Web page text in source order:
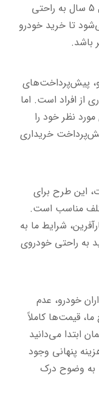
مبلغ خودروی دلخواهتان را در طول 5 سال به راحتی
تا خرید خودرو
باشد.
پیش‌پرداخت‌های
از افراد است. اما
نظر خود را
خریداری
این طرح برای
مناسب است.
شرایط ما به
به راحتی خودروی
خودرو، عدم
قیمت‌ها کاملاً
می‌دانید
پنهانی وجود
به وضوح درک